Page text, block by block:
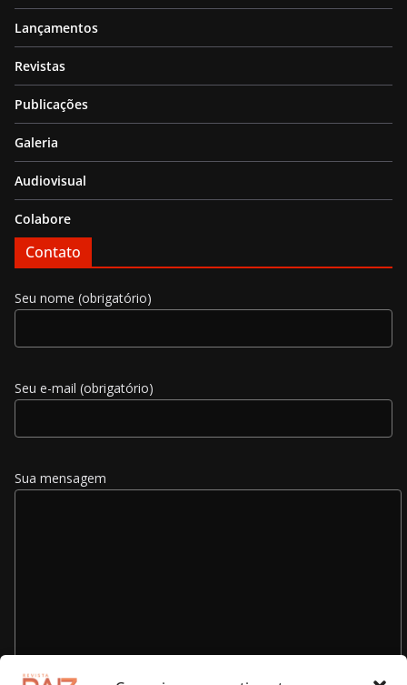
Lançamentos
Revistas
Publicações
Galeria
Audiovisual
Colabore
Contato
Seu nome (obrigatório)
Seu e-mail (obrigatório)
Sua mensagem